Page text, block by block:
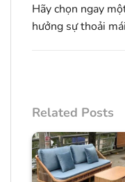
Hãy chọn ngay
hưởng sự thoải
Related Posts